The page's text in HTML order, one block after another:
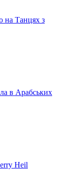
на Танцях з
в Арабських
Heil